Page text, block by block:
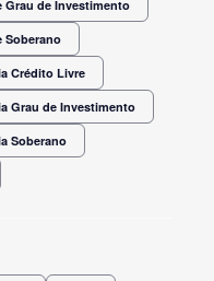
Grau de Investimento
Soberano
Crédito Livre
Grau de Investimento
Soberano